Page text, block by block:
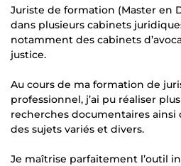
Juriste de formation (Master en
dans plusieurs cabinets
notamment des cabinets
justice.
Au cours de ma formation de
professionnel, j’ai pu réaliser
recherches documentaires ainsi
des sujets variés et divers.
Je maîtrise parfaitement l’outil